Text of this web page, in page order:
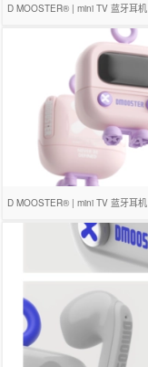
D MOOSTER® | mini TV 蓝牙耳机
D MOOSTER® | mini TV 蓝牙耳机